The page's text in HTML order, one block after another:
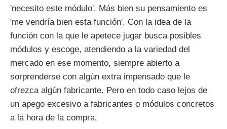
'necesito este módulo'. Más bien su pensamiento es
'me vendría bien esta función'. Con la idea de la
función con la que le apetece jugar busca posibles
módulos y escoge, atendiendo a la variedad del
mercado en ese momento, siempre abierto a
sorprenderse con algún extra impensado que le
ofrezca algún fabricante. Pero en todo caso lejos de
un apego excesivo a fabricantes o módulos concretos
a la hora de la compra.